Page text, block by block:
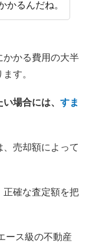
かるんだね。
かかる費用の大半
す。
場合には、 すま
売却額によって
正確な査定額を把
ース級の不動産